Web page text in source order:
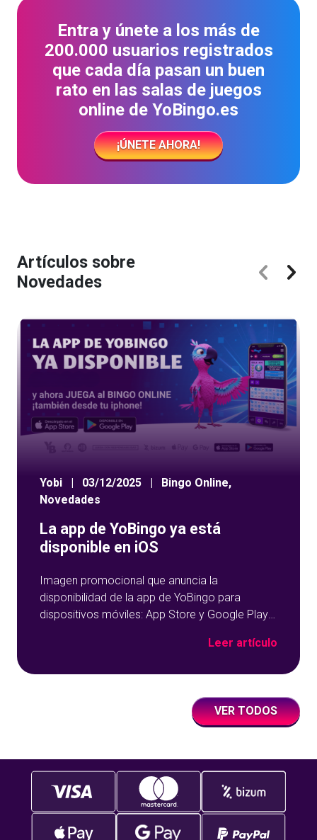
Entra y únete a los más de
200.000 usuarios registrados
que cada día pasan un buen
rato en las salas de juegos
online de YoBingo.es
¡ÚNETE AHORA!
Artículos sobre
Novedades
Yobi 03/12/2025 Bingo Online,
Novedades
La app de YoBingo ya está
disponible en iOS
Imagen promocional que anuncia la
disponibilidad de la app de YoBingo para
dispositivos móviles: App Store y Google Play
Leer artículo
VER TODOS